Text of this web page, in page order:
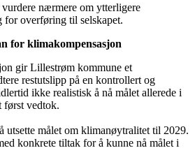
nærmere om ytterligere
for overføring til selskapet.
for klimakompensasjon
gir Lillestrøm kommune et
restutslipp på en kontrollert og
ikke realistisk å nå målet allerede i
først vedtok.
utsette målet om klimanøytralitet til 2029.
konkrete tiltak for å kunne nå målet i